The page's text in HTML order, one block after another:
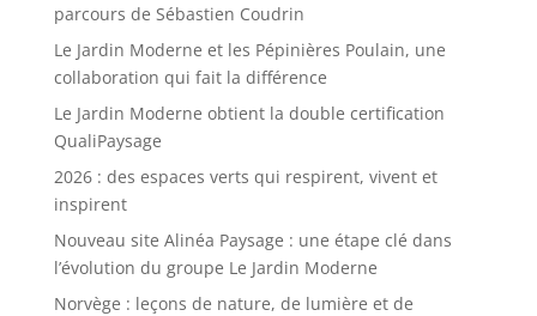
parcours de Sébastien Coudrin
Le Jardin Moderne et les Pépinières Poulain, une
collaboration qui fait la différence
Le Jardin Moderne obtient la double certification
QualiPaysage
2026 : des espaces verts qui respirent, vivent et
inspirent
Nouveau site Alinéa Paysage : une étape clé dans
l’évolution du groupe Le Jardin Moderne
Norvège : leçons de nature, de lumière et de